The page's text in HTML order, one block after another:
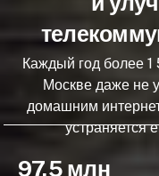
Каждый год более
Москве даже не
домашним
устраняется
97,5 млн